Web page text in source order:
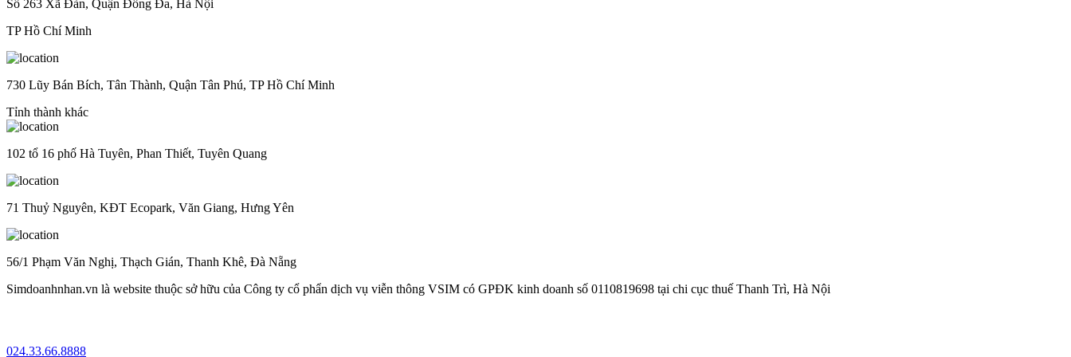
Số 263 Xã Đàn, Quận Đống Đa, Hà Nội
TP Hồ Chí Minh
730 Lũy Bán Bích, Tân Thành, Quận Tân Phú, TP Hồ Chí Minh
Tỉnh thành khác
102 tổ 16 phố Hà Tuyên, Phan Thiết, Tuyên Quang
71 Thuỷ Nguyên, KĐT Ecopark, Văn Giang, Hưng Yên
56/1 Phạm Văn Nghị, Thạch Gián, Thanh Khê, Đà Nẵng
Simdoanhnhan.vn là website thuộc sở hữu của Công ty cổ phẩn dịch vụ viễn thông VSIM có GPĐK kinh doanh số 0110819698 tại chi cục thuế Thanh Trì, Hà Nội
024.33.66.8888